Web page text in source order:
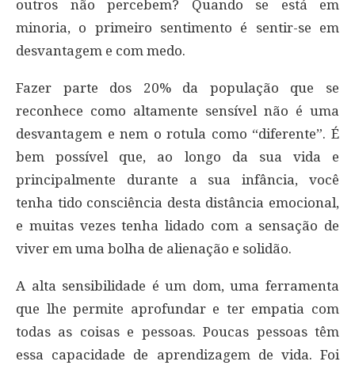
outros não percebem? Quando se está em
minoria, o primeiro sentimento é sentir-se em
desvantagem e com medo.
Fazer parte dos 20% da população que se
reconhece como altamente sensível não é uma
desvantagem e nem o rotula como “diferente”. É
bem possível que, ao longo da sua vida e
principalmente durante a sua infância, você
tenha tido consciência desta distância emocional,
e muitas vezes tenha lidado com a sensação de
viver em uma bolha de alienação e solidão.
A alta sensibilidade é um dom, uma ferramenta
que lhe permite aprofundar e ter empatia com
todas as coisas e pessoas. Poucas pessoas têm
essa capacidade de aprendizagem de vida. Foi